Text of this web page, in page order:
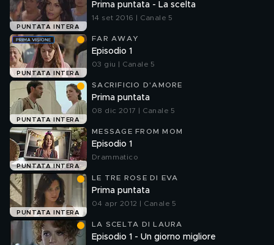
PUNTATA INTERA
Prima puntata - La scelta
14 set 2016 | Canale 5
PUNTATA INTERA
FAR AWAY
Episodio 1
03 giu | Canale 5
PUNTATA INTERA
SACRIFICIO D'AMORE
Prima puntata
08 dic 2017 | Canale 5
PUNTATA INTERA
MESSAGE FROM MOM
Episodio 1
Drammatico
PUNTATA INTERA
LE TRE ROSE DI EVA
Prima puntata
04 apr 2012 | Canale 5
LA SCELTA DI LAURA
Episodio 1 - Un giorno migliore